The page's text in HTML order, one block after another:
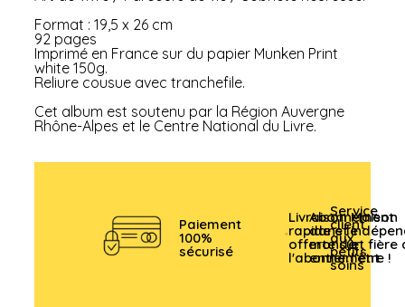
Format : 19,5 x 26 cm
92 pages
Imprimé en France sur du papier Munken Print
white 150g.
Reliure cousue avec tranchefile.
Cet album est soutenu par la Région Auvergne
Rhône-Alpes et le Centre National du Livre.
Paiement
100%
sécurisé
Livraison
rapide et
offerte sur
l'abonnement
Abonnement
dans le
monde
entier
Service
client
aux
petits
soins
Maison
et fière
l'être !